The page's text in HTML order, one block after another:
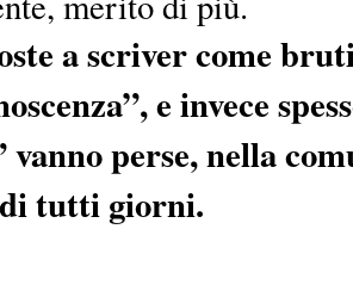
a scriver come
e invece
vanno perse, nella
tutti giorni.